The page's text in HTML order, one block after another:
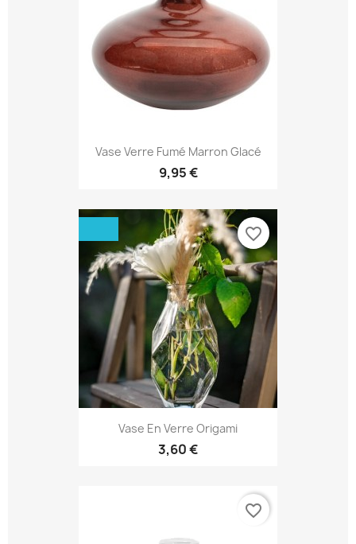
Vase Verre Fumé Marron Glacé
9,95 €
Vase En Verre Origami
3,60 €
favorite_border
favorite_border